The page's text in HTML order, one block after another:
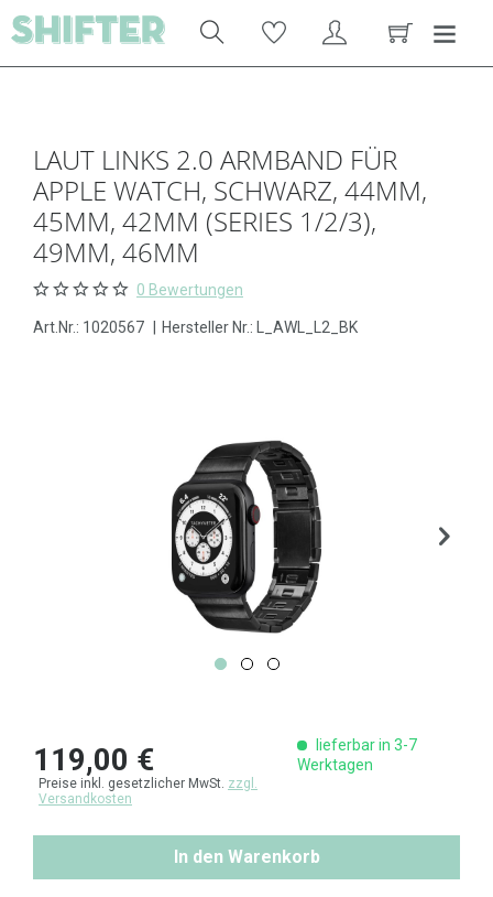
LAUT LINKS 2.0 ARMBAND FÜR
APPLE WATCH, SCHWARZ, 44MM,
45MM, 42MM (SERIES 1/2/3),
49MM, 46MM
0 Bewertungen
Art.Nr.: 1020567 Hersteller Nr.: L_AWL_L2_BK
119,00 €
Preise inkl. gesetzlicher MwSt. zzgl.
Versandkosten
lieferbar in 3-7
Werktagen
In den Warenkorb